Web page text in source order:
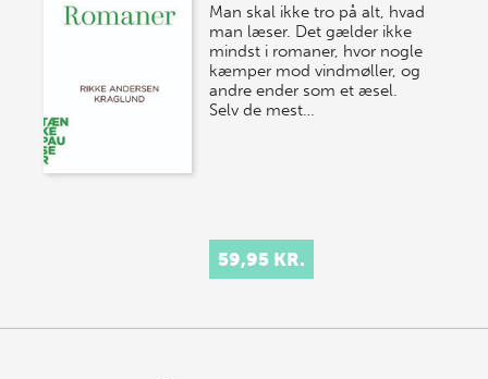
Man skal ikke tro på alt, hvad
man læser. Det gælder ikke
mindst i romaner, hvor nogle
kæmper mod vindmøller, og
andre ender som et æsel.
Selv de mest…
59,95 KR.